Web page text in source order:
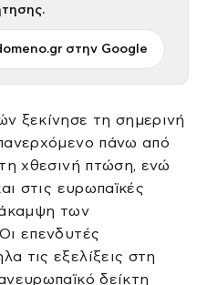
στην Google
ξεκίνησε τη σημερινή
πάνω από
χθεσινή πτώση, ενώ
στις ευρωπαϊκές
των
επενδυτές
τις εξελίξεις στη
δείκτη